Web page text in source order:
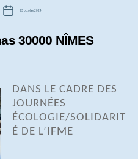
Date 23 octobre 2024
30000 NÎMES
DANS LE CADRE DES
JOURNÉES
ÉCOLOGIE/SOLIDARIT
É DE L’IFME